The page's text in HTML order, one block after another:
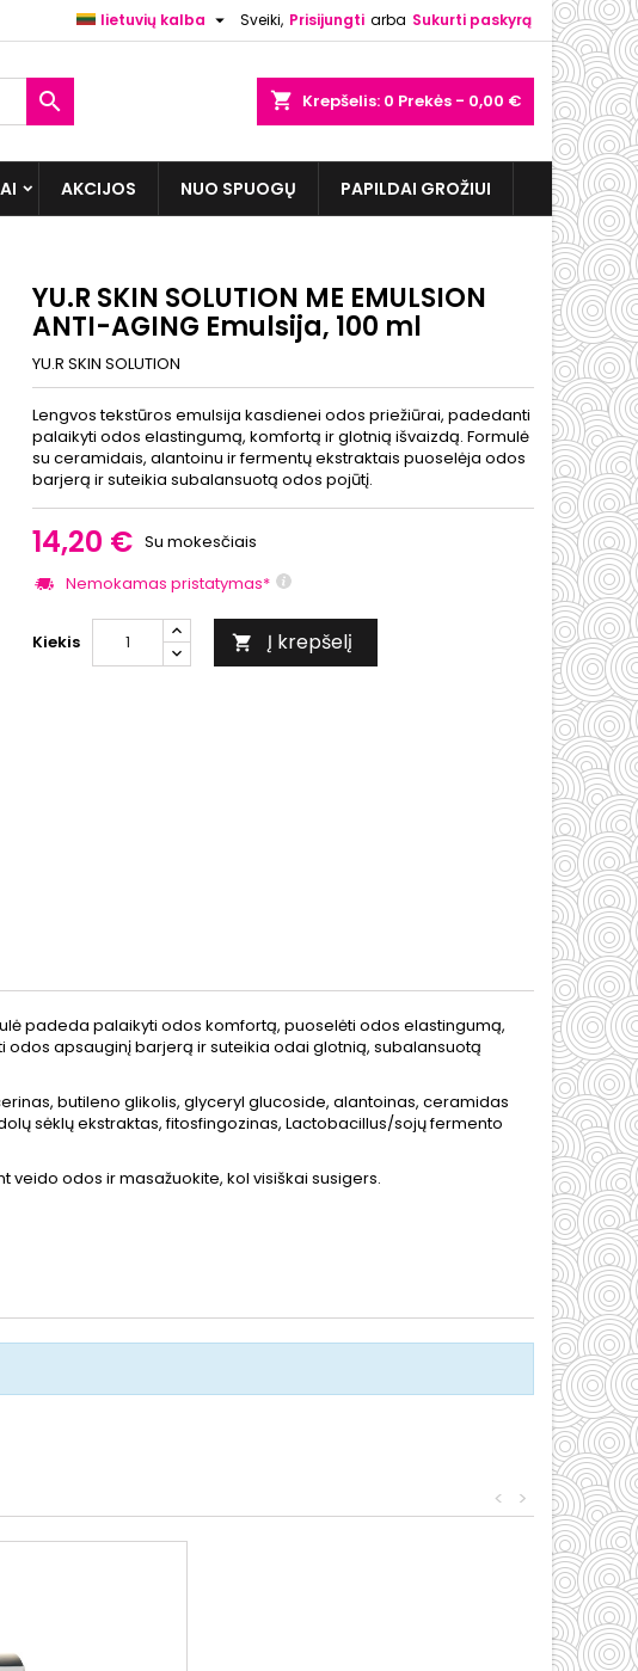
Sveiki, Prisijungti arba Sukurti paskyrą
lietuvių kalba 
shopping_cart Krepšelis: 0 Prekės - 0,00 €

AKCIJOS NUO SPUOGŲ PAPILDAI GROŽIUI
YU.R SKIN SOLUTION ME EMULSION
ANTI-AGING Emulsija, 100 ml
YU.R SKIN SOLUTION
Lengvos tekstūros emulsija kasdienei odos priežiūrai, padedanti
palaikyti odos elastingumą, komfortą ir glotnią išvaizdą. Formulė
su ceramidais, alantoinu ir fermentų ekstraktais puoselėja odos
barjerą ir suteikia subalansuotą odos pojūtį.
14,20 € Su mokesčiais
Nemokamas pristatymas*
Kiekis  Į krepšelį
padeda palaikyti odos komfortą, puoselėti odos elastingumą,
apsauginį barjerą ir suteikia odai glotnią, subalansuotą
butileno glikolis, glyceryl glucoside, alantoinas, ceramidas
sėklų ekstraktas, fitosfingozinas, Lactobacillus/sojų fermento
veido odos ir masažuokite, kol visiškai susigers.
>
<